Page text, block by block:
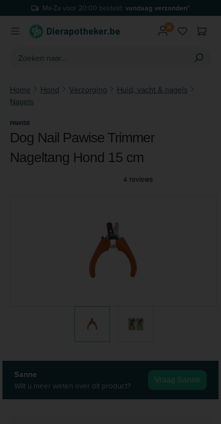
Ga naar de hoofdinhoudMa-Za voor 20:00 besteld: vandaag verzonden*
Je hebt
Home Hond Verzorging
Huid, vacht & nagels
Nagels
Sanne
Wilt u meer weten over dit product?
Vraag Sanne
PAWISE
Dog Nail Pawise Trimmer
Nageltang Hond 15 cm